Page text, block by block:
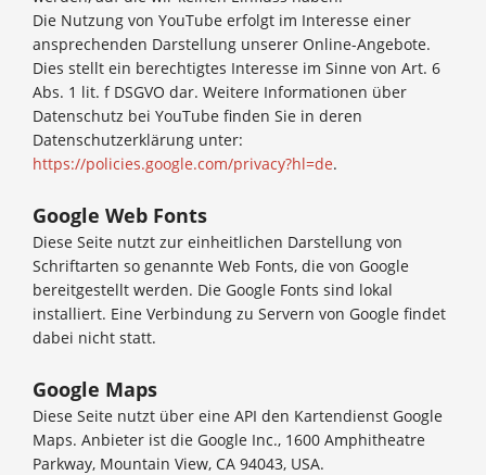
Die Nutzung von YouTube erfolgt im Interesse einer
ansprechenden Darstellung unserer Online-Angebote.
Dies stellt ein berechtigtes Interesse im Sinne von Art. 6
Abs. 1 lit. f DSGVO dar. Weitere Informationen über
Datenschutz bei YouTube finden Sie in deren
Datenschutzerklärung unter:
https://policies.google.com/privacy?hl=de.
Google Web Fonts
Diese Seite nutzt zur einheitlichen Darstellung von
Schriftarten so genannte Web Fonts, die von Google
bereitgestellt werden. Die Google Fonts sind lokal
installiert. Eine Verbindung zu Servern von Google findet
dabei nicht statt.
Google Maps
Diese Seite nutzt über eine API den Kartendienst Google
Maps. Anbieter ist die Google Inc., 1600 Amphitheatre
Parkway, Mountain View, CA 94043, USA.